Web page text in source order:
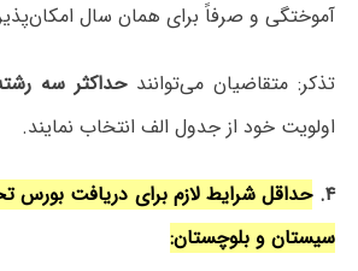
آموختگی و صرفاً برای همان سال
تذکر: متقاضیان می‌توانندحداکثر سه
اولویت خود از جدول الف انتخاب نمایند.
۴. حداقل شرایط لازم برای دریافت بورس
سیستان و بلوچستان: